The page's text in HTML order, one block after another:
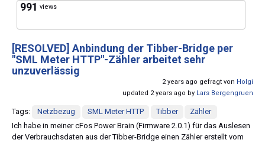
991 views
[RESOLVED] Anbindung der Tibber-Bridge per
"SML Meter HTTP"-Zähler arbeitet sehr
unzuverlässig
2 years ago gefragt von Holgi
updated 2 years ago by Lars Bergengruen
Tags: Netzbezug SML Meter HTTP Tibber
Zähler
Ich habe in meiner cFos Power Brain (Firmware 2.0.1) für das Auslesen
der Verbrauchsdaten aus der Tibber-Bridge einen Zähler erstellt vom